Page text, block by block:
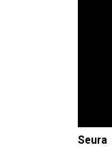
Seura